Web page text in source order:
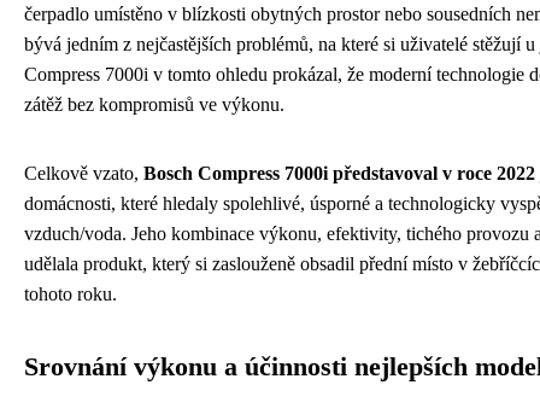
čerpadlo umístěno v blízkosti obytných prostor nebo sousedních
bývá jedním z nejčastějších problémů, na které si uživatelé stěžují
Compress 7000i v tomto ohledu prokázal, že moderní technologie
zátěž bez kompromisů ve výkonu.
Celkově vzato, Bosch Compress 7000i představoval v roce
domácnosti, které hledaly spolehlivé, úsporné a technologicky
vzduch/voda. Jeho kombinace výkonu, efektivity, tichého provozu
udělala produkt, který si zaslouženě obsadil přední místo v
tohoto roku.
Srovnání výkonu a účinnosti nejlepších